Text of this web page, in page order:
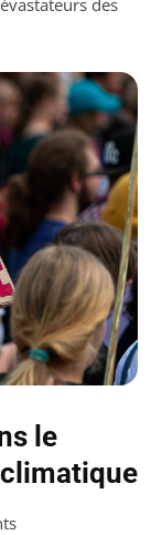
des
le